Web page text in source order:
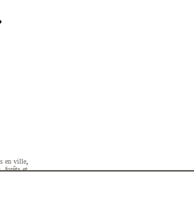
en ville,
,forêts et